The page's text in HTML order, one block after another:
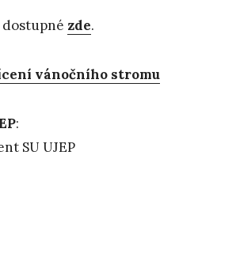
zde.
vánočního stromu
:
SU UJEP